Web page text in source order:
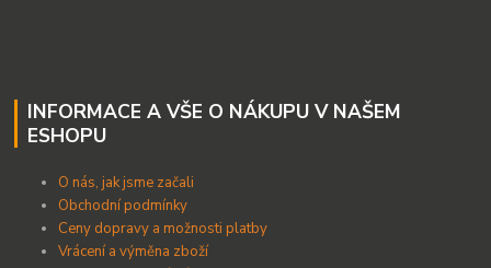
INFORMACE A VŠE O NÁKUPU V NAŠEM
ESHOPU
O nás, jak jsme začali
Obchodní podmínky
Ceny dopravy a možnosti platby
Vrácení a výměna zboží